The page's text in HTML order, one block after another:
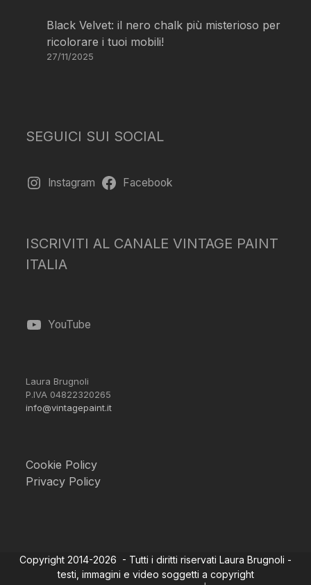
Black Velvet: il nero chalk più misterioso per
ricolorare i tuoi mobili!
27/11/2025
SEGUICI SUI SOCIAL
Instagram Facebook
ISCRIVITI AL CANALE VINTAGE PAINT
ITALIA
YouTube
Laura Brugnoli
P.IVA 04822320265
info@vintagepaint.it
Cookie Policy
Privacy Policy
Copyright 2014-2026 - Tutti i diritti riservati Laura Brugnoli -
testi, immagini e video soggetti a copyright